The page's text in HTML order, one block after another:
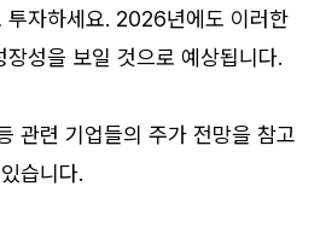
투자하세요. 2026년에도 이러한
성을 보일 것으로 예상됩니다.
관련 기업들의 주가 전망을 참고
습니다.